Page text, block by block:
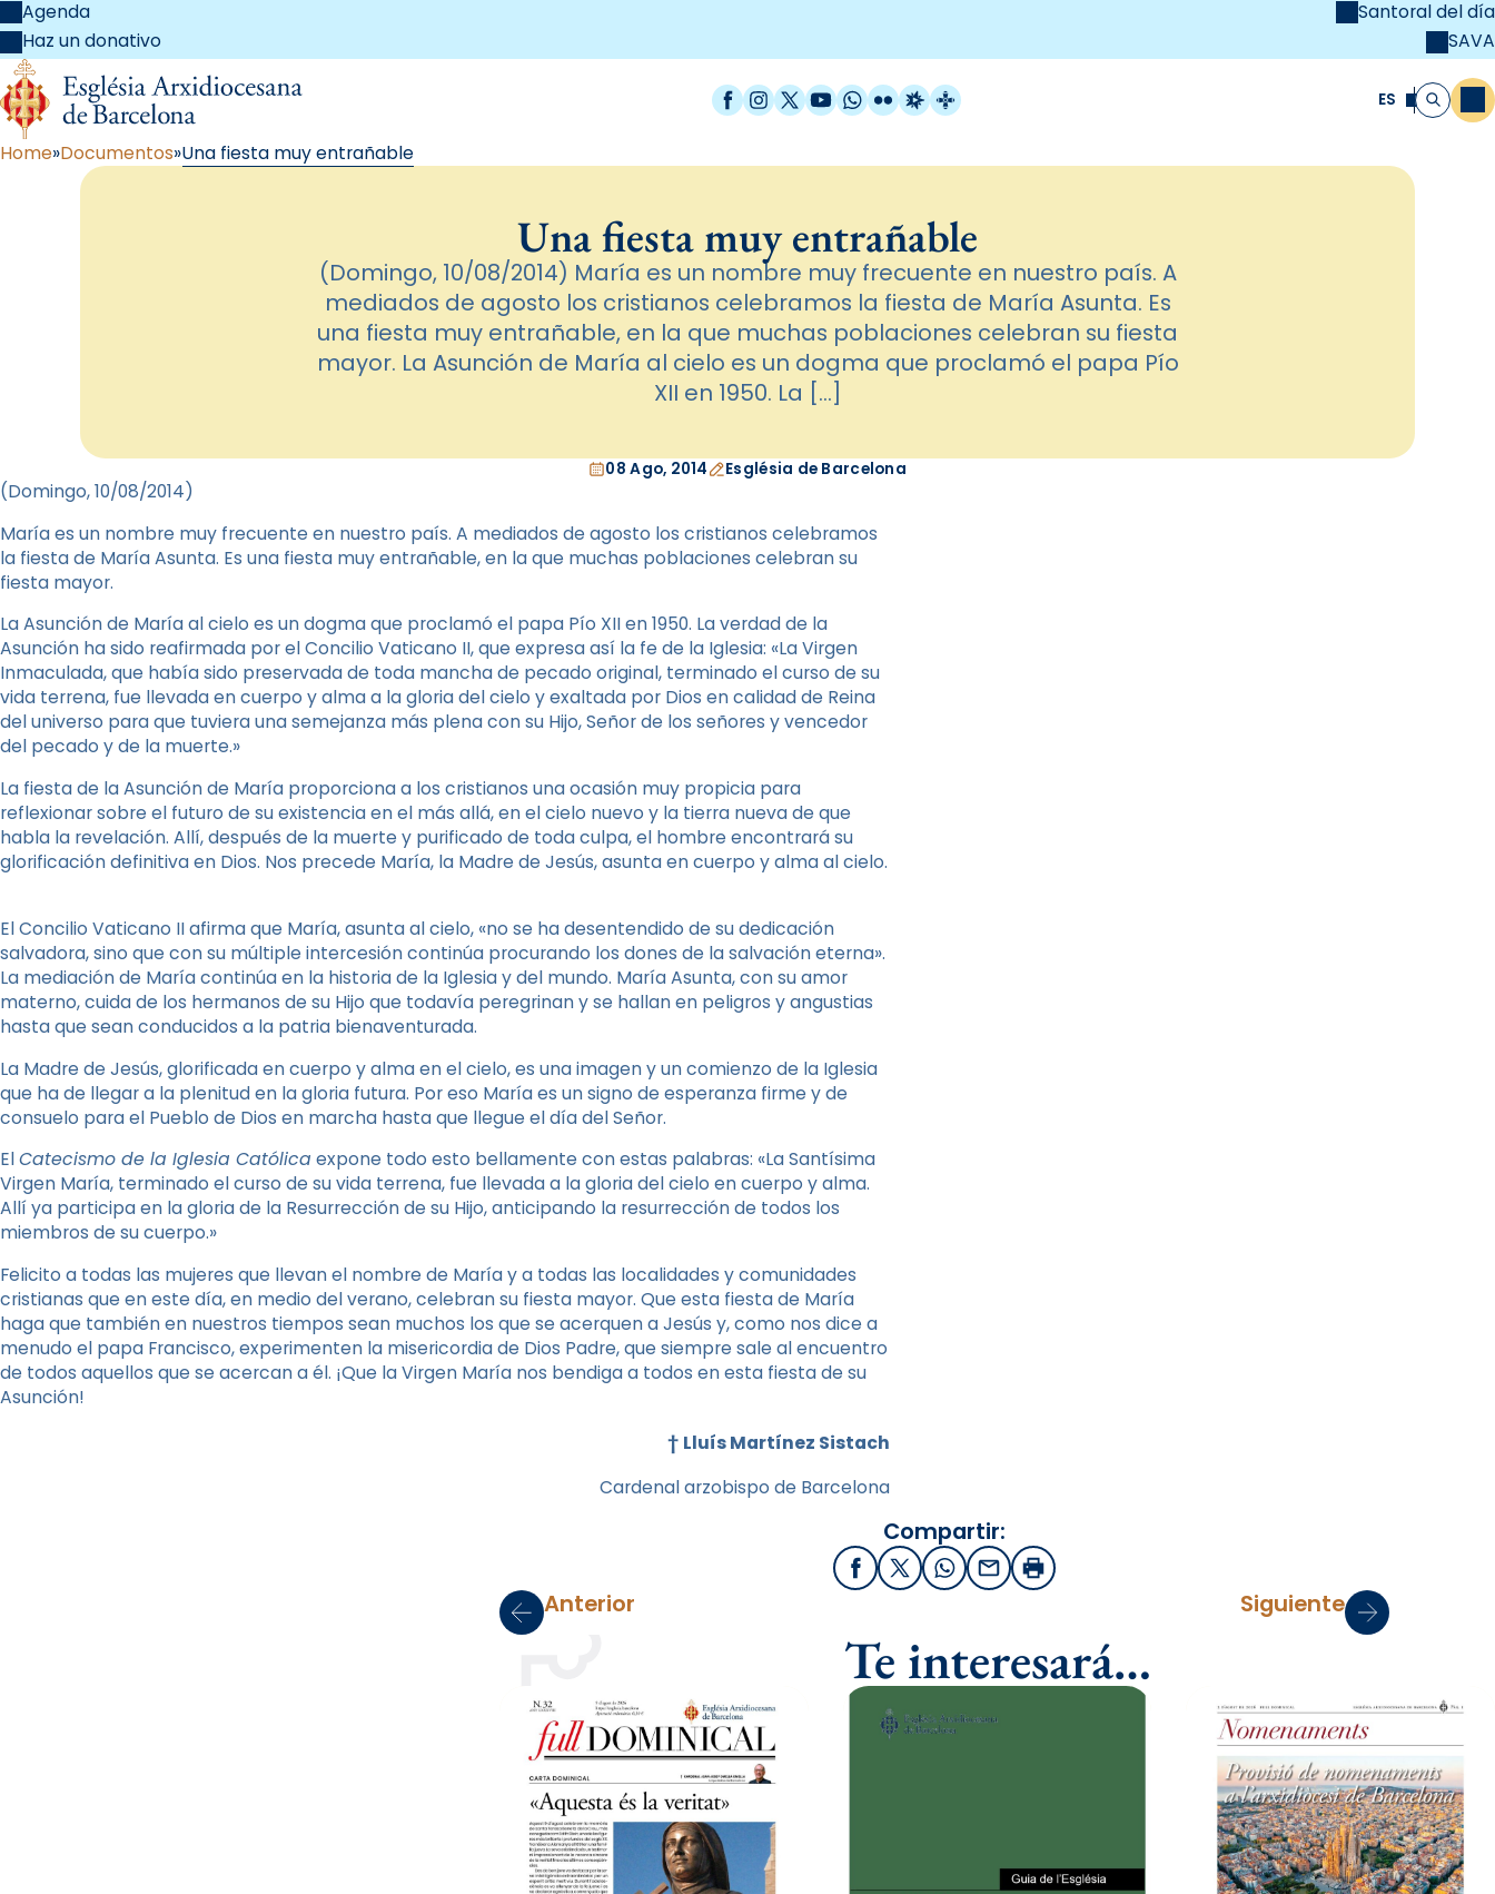
Agenda
Haz un donativo
Santoral del día
SAVA
Facebook
Instagram
X / Twitter
YouTube
WhatsApp
FlickrRadio Estel
Catalunya Cristiana ES Buscar
Home Documentos Una fiesta muy entrañable
Una fiesta muy entrañable
(Domingo, 10/08/2014) María es un nombre muy frecuente en nuestro país. A
mediados de agosto los cristianos celebramos la fiesta de María Asunta. Es
una fiesta muy entrañable, en la que muchas poblaciones celebran su fiesta
mayor. La Asunción de María al cielo es un dogma que proclamó el papa Pío
XII en 1950. La […]
08 Ago, 2014 Església de Barcelona
(Domingo, 10/08/2014)
María es un nombre muy frecuente en nuestro país. A mediados de agosto los cristianos celebramos
la fiesta de María Asunta. Es una fiesta muy entrañable, en la que muchas poblaciones celebran su
fiesta mayor.
La Asunción de María al cielo es un dogma que proclamó el papa Pío XII en 1950. La verdad de la
Asunción ha sido reafirmada por el Concilio Vaticano II, que expresa así la fe de la Iglesia: «La Virgen
Inmaculada, que había sido preservada de toda mancha de pecado original, terminado el curso de su
vida terrena, fue llevada en cuerpo y alma a la gloria del cielo y exaltada por Dios en calidad de Reina
del universo para que tuviera una semejanza más plena con su Hijo, Señor de los señores y vencedor
del pecado y de la muerte.»
La fiesta de la Asunción de María proporciona a los cristianos una ocasión muy propicia para
reflexionar sobre el futuro de su existencia en el más allá, en el cielo nuevo y la tierra nueva de que
habla la revelación. Allí, después de la muerte y purificado de toda culpa, el hombre encontrará su
glorificación definitiva en Dios. Nos precede María, la Madre de Jesús, asunta en cuerpo y alma al cielo.
El Concilio Vaticano II afirma que María, asunta al cielo, «no se ha desentendido de su dedicación
salvadora, sino que con su múltiple intercesión continúa procurando los dones de la salvación eterna».
La mediación de María continúa en la historia de la Iglesia y del mundo. María Asunta, con su amor
materno, cuida de los hermanos de su Hijo que todavía peregrinan y se hallan en peligros y angustias
hasta que sean conducidos a la patria bienaventurada.
La Madre de Jesús, glorificada en cuerpo y alma en el cielo, es una imagen y un comienzo de la Iglesia
que ha de llegar a la plenitud en la gloria futura. Por eso María es un signo de esperanza firme y de
consuelo para el Pueblo de Dios en marcha hasta que llegue el día del Señor.
ElCatecismo de la Iglesia Católica expone todo esto bellamente con estas palabras: «La Santísima
Virgen María, terminado el curso de su vida terrena, fue llevada a la gloria del cielo en cuerpo y alma.
Allí ya participa en la gloria de la Resurrección de su Hijo, anticipando la resurrección de todos los
miembros de su cuerpo.»
Felicito a todas las mujeres que llevan el nombre de María y a todas las localidades y comunidades
cristianas que en este día, en medio del verano, celebran su fiesta mayor. Que esta fiesta de María
haga que también en nuestros tiempos sean muchos los que se acerquen a Jesús y, como nos dice a
menudo el papa Francisco, experimenten la misericordia de Dios Padre, que siempre sale al encuentro
de todos aquellos que se acercan a él. ¡Que la Virgen María nos bendiga a todos en esta fiesta de su
Asunción!
† Lluís Martínez Sistach
Cardenal arzobispo de Barcelona
Compartir:
FacebookX / Twitter
WhatsApp
EmailImprimir
Anterior Siguiente
Te interesará…